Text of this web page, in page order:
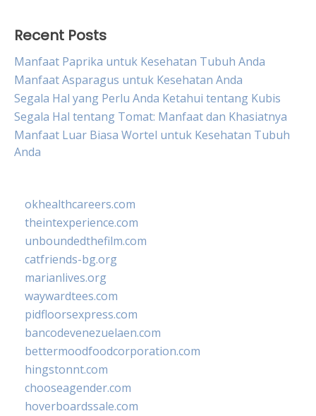
Recent Posts
Manfaat Paprika untuk Kesehatan Tubuh Anda
Manfaat Asparagus untuk Kesehatan Anda
Segala Hal yang Perlu Anda Ketahui tentang Kubis
Segala Hal tentang Tomat: Manfaat dan Khasiatnya
Manfaat Luar Biasa Wortel untuk Kesehatan Tubuh
Anda
okhealthcareers.com
theintexperience.com
unboundedthefilm.com
catfriends-bg.org
marianlives.org
waywardtees.com
pidfloorsexpress.com
bancodevenezuelaen.com
bettermoodfoodcorporation.com
hingstonnt.com
chooseagender.com
hoverboardssale.com